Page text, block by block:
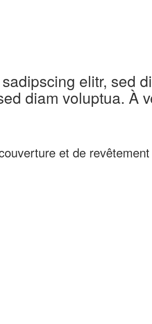
elitr, sed
diam voluptua. À
et de